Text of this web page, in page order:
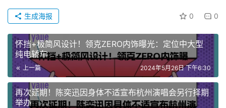
0 0
生成海报
怀挡+极简风设计！领克ZERO内饰曝光：定位中大型
纯电轿车
上一篇 2024年5月26日 下午6:30
再次延期！陈奕迅因身体不适宣布杭州演唱会另行择期
举办